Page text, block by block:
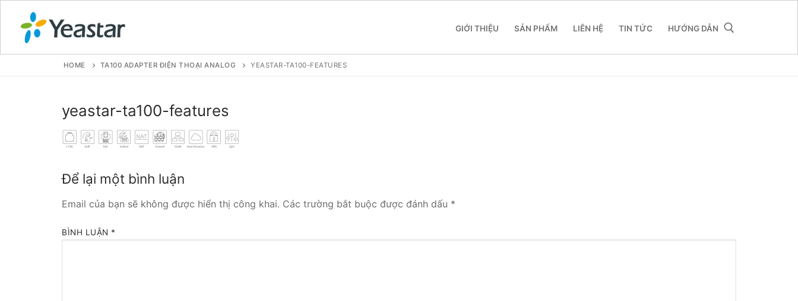
GIỚI THIỆU SẢN PHẨM LIÊN HỆ TIN TỨC HƯỚNG DẪN
GIỚI THIỆU
SẢN PHẨM
Tổng đài VoIP Yeastar S20
HOME TA100 ADAPTER ĐIỆN THOẠI ANALOG YEASTAR-TA100-FEATURES
yeastar-ta100-features
Để lại một bình luận
Email của bạn sẽ không được hiển thị công khai. Các trường bắt buộc được đánh dấu *
BÌNH LUẬN *